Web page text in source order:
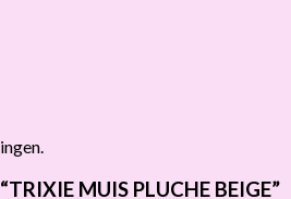
MUIS PLUCHE BEIGE”